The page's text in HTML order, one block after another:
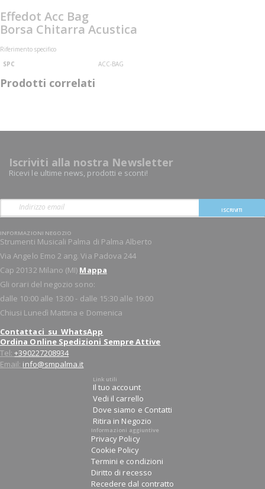
Effedot Acc Bag
Borsa Chitarra Acustica
Riferimento specifico
SPC
ACC-BAG
Prodotti correlati
Iscriviti alla nostra Newsletter
Ricevi le ultime news, prodotti e sconti!
ISCRIVITI
INFORMAZIONI NEGOZIO
Strumenti Musicali Palma di Palma Alberto
Via Angelo Emo 2 ang. Via Padova 244
Cap 20132 Milano (MI) Mappa
Gli orari del negozio sono:
dalle 10:00 alle 13:00 - dalle 15:30 alle 19:00
Chiusi Lunedì Mattina e Domenica
Contattaci su WhatsApp
Ordina Online Spedizioni Sempre Attive
Tel:+390227208934
Email: info@smpalma.it
Link utili
Il tuo account
Vedi il carrello
Dove siamo e Contatti
Ritira in Negozio
Informazioni aggiuntive
Privacy Policy
Cookie Policy
Termini e condizioni
Diritto di recesso
Recedere dal contratto